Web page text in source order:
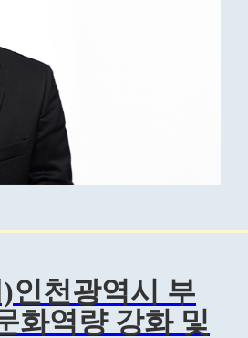
인천광역시 부
화역량 강화 및